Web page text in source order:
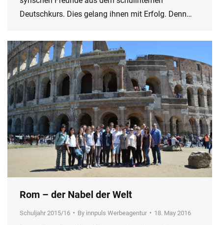
Deutschkurs. Dies gelang ihnen mit Erfolg. Denn…
Rom – der Nabel der Welt
Schuljahr 2015/16 By innpuls Werbeagentur 18. May 2016